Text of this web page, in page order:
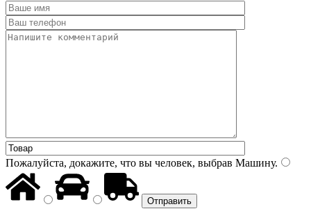
Пожалуйста, докажите, что вы человек, выбрав Машину.